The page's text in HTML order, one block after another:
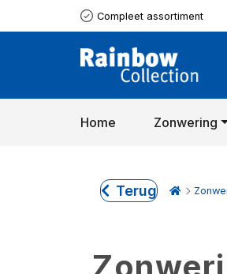
Compleet assortiment
Home Zonwering
Terug